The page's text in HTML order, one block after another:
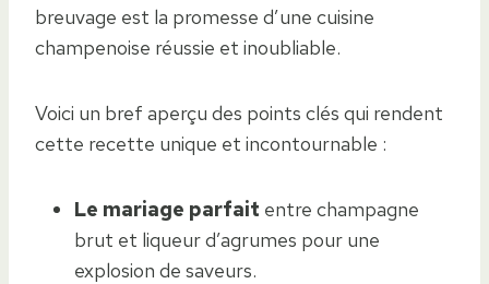
breuvage est la promesse d’une cuisine
champenoise réussie et inoubliable.
Voici un bref aperçu des points clés qui rendent
cette recette unique et incontournable :
Le mariage parfait entre champagne
brut et liqueur d’agrumes pour une
explosion de saveurs.